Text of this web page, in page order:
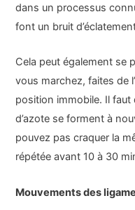
dans un processus
font un bruit
Cela peut également se
vous marchez, faites de
position immobile. Il faut
d’azote se forment à
pouvez pas craquer la
répétée avant 10 à 30
Mouvements des